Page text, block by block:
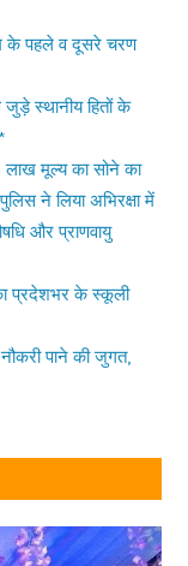
के पहले व दूसरे चरण
स्थानीय हितों के
लाख मूल्य का सोने का
ने लिया अभिरक्षा में
और प्राणवायु
प्रदेशभर के स्कूली
नौकरी पाने की जुगत,